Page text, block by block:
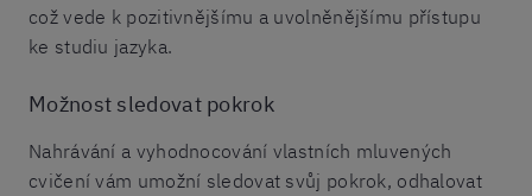
což vede k pozitivnějšímu a uvolněnějšímu přístupu
ke studiu jazyka.
Možnost sledovat pokrok
Nahrávání a vyhodnocování vlastních mluvených
cvičení vám umožní sledovat svůj pokrok, odhalovat